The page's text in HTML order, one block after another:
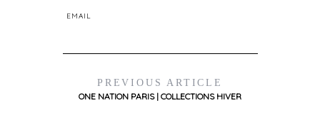
EMAIL
PREVIOUS ARTICLE
ONE NATION PARIS | COLLECTIONS HIVER